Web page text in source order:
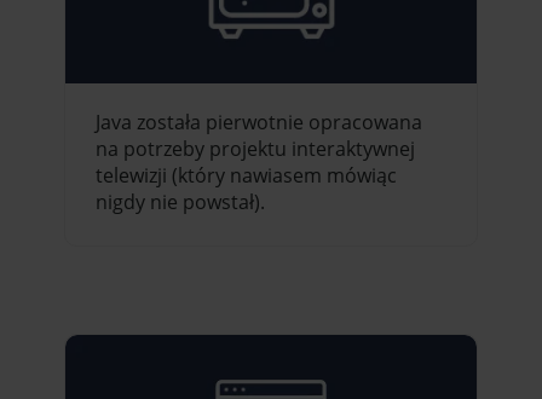
Java została pierwotnie opracowana
na potrzeby projektu interaktywnej
telewizji (który nawiasem mówiąc
nigdy nie powstał).